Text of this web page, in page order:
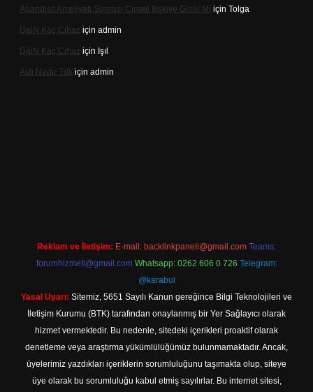
Apandisit Ameliyatı Sonrası Cinsel Ilişkiye Girilir Mi için Tolga
Gai̇N Kaç Cihaz için admin
Gai̇N Kaç Cihaz için Işıl
Aslı Nedir Tdk için admin
Reklam ve İletişim: E-mail: backlinkpaneli@gmail.com Teams:
forumhizmeti@gmail.com Whatsapp: 0262 606 0 726 Telegram:
@karabul
Yasal Uyarı: Sitemiz, 5651 Sayılı Kanun gereğince Bilgi Teknolojileri ve
İletişim Kurumu (BTK) tarafından onaylanmış bir Yer Sağlayıcı olarak
hizmet vermektedir. Bu nedenle, sitedeki içerikleri proaktif olarak
denetleme veya araştırma yükümlülüğümüz bulunmamaktadır. Ancak,
üyelerimiz yazdıkları içeriklerin sorumluluğunu taşımakta olup, siteye
üye olarak bu sorumluluğu kabul etmiş sayılırlar. Bu internet sitesi,